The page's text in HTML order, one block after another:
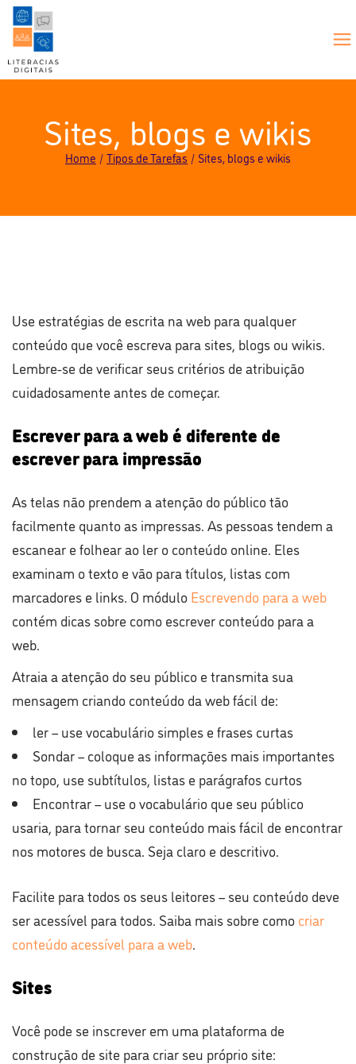
Sites, blogs e wikis
Home Tipos de Tarefas Sites, blogs e wikis
Use estratégias de escrita na web para qualquer
conteúdo que você escreva para sites, blogs ou wikis.
Lembre-se de verificar seus critérios de atribuição
cuidadosamente antes de começar.
Escrever para a web é diferente de
escrever para impressão
As telas não prendem a atenção do público tão
facilmente quanto as impressas. As pessoas tendem a
escanear e folhear ao ler o conteúdo online. Eles
examinam o texto e vão para títulos, listas com
marcadores e links. O módulo Escrevendo para a web
contém dicas sobre como escrever conteúdo para a
web.
Atraia a atenção do seu público e transmita sua
mensagem criando conteúdo da web fácil de:
ler – use vocabulário simples e frases curtas
Sondar – coloque as informações mais importantes
no topo, use subtítulos, listas e parágrafos curtos
Encontrar – use o vocabulário que seu público
usaria, para tornar seu conteúdo mais fácil de encontrar
nos motores de busca. Seja claro e descritivo.
Facilite para todos os seus leitores – seu conteúdo deve
ser acessível para todos. Saiba mais sobre como criar
conteúdo acessível para a web.
Sites
Você pode se inscrever em uma plataforma de
construção de site para criar seu próprio site: